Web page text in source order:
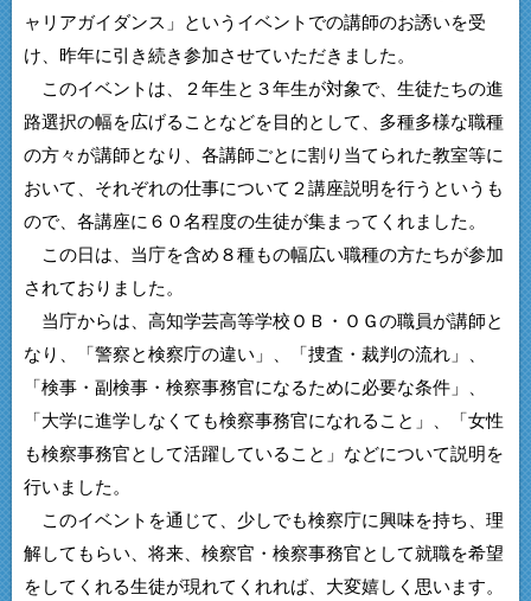
ャリアガイダンス」というイベントでの講師のお誘いを受
け、昨年に引き続き参加させていただきました。
このイベントは、２年生と３年生が対象で、生徒たちの進
路選択の幅を広げることなどを目的として、多種多様な職種
の方々が講師となり、各講師ごとに割り当てられた教室等に
おいて、それぞれの仕事について２講座説明を行うというも
ので、各講座に６０名程度の生徒が集まってくれました。
この日は、当庁を含め８種もの幅広い職種の方たちが参加
されておりました。
当庁からは、高知学芸高等学校ＯＢ・ＯＧの職員が講師と
なり、「警察と検察庁の違い」、「捜査・裁判の流れ」、
「検事・副検事・検察事務官になるために必要な条件」、
「大学に進学しなくても検察事務官になれること」、「女性
も検察事務官として活躍していること」などについて説明を
行いました。
このイベントを通じて、少しでも検察庁に興味を持ち、理
解してもらい、将来、検察官・検察事務官として就職を希望
をしてくれる生徒が現れてくれれば、大変嬉しく思います。